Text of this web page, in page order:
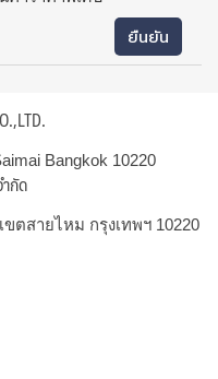
Bangkok 10220
กัด
ตสายไหม กรุงเทพฯ 10220